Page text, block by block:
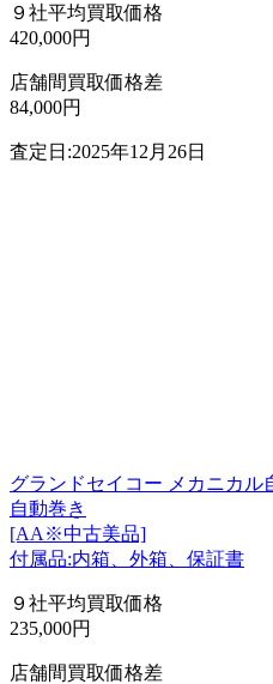
９社平均買取価格
420,000円
店舗間買取価格差
84,000円
査定日:2025年12月26日
グランドセイコー メカニカル
自動巻き
[AA※中古美品]
付属品:内箱、外箱、保証書
９社平均買取価格
235,000円
店舗間買取価格差